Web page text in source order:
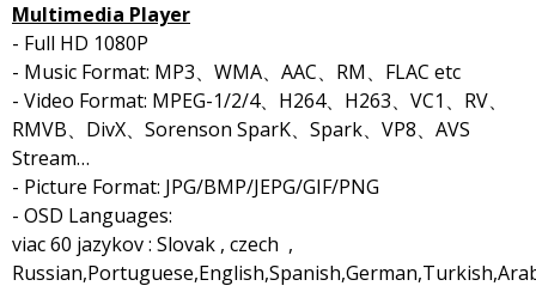
Multimedia Player
- Full HD 1080P
- Music Format: MP3、WMA、AAC、RM、FLAC etc
- Video Format: MPEG-1/2/4、H264、H263、VC1、RV、
RMVB、DivX、Sorenson SparK、Spark、VP8、AVS
Stream…
- Picture Format: JPG/BMP/JEPG/GIF/PNG
- OSD Languages:
viac 60 jazykov : Slovak , czech ,